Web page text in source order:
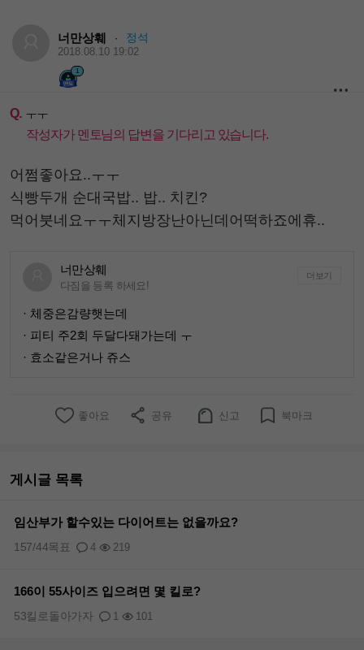
너만상훼 · 정석
2018.08.10 19:02
1
Q. ㅜㅜ
작성자가 멘토님의 답변을 기다리고 있습니다.
어쩜좋아요..ㅜㅜ
식빵두개 순대국밥.. 밥.. 치킨?
먹어붓네요ㅜㅜ체지방장난아닌데어떡하죠에휴..
너만상훼
다짐을 등록 하세요!
더보기
· 체중은감량햇는데
· 피티 주2회 두달다돼가는데 ㅜ
· 효소같은거나 쥬스
좋아요 공유 신고 북마크
게시글 목록
임산부가 할수있는 다이어트는 없을까요?
4 219
157/44목표
166이 55사이즈 입으려면 몇 킬로?
1 101
53킬로돌아가자